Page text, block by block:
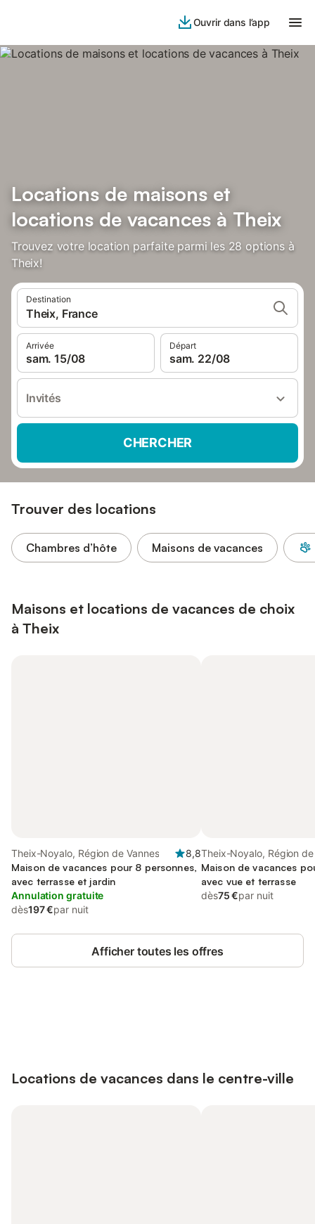
Ouvrir dans l’app
Locations de maisons et
locations de vacances à Theix
Trouvez votre location parfaite parmi les 28 options à
Theix!
Destination
Theix, France
Arrivée
sam. 15/08
Départ
sam. 22/08
Invités
CHERCHER
Trouver des locations
Chambres d’hôte Maisons de vacances
Maisons et locations de vacances de choix
à Theix
Theix-Noyalo, Région de Vannes
8,8
Maison de vacances pour 8 personnes,
avec terrasse et jardin
Annulation gratuite
dès197 €par nuit
Theix-Noyalo, Région de
Maison de vacances
avec vue et terrasse
dès75 €par nuit
Afficher toutes les offres
Locations de vacances dans le centre-ville